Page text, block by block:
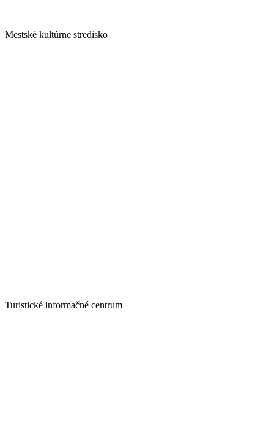
Mestské kultúrne stredisko
Turistické informačné centrum